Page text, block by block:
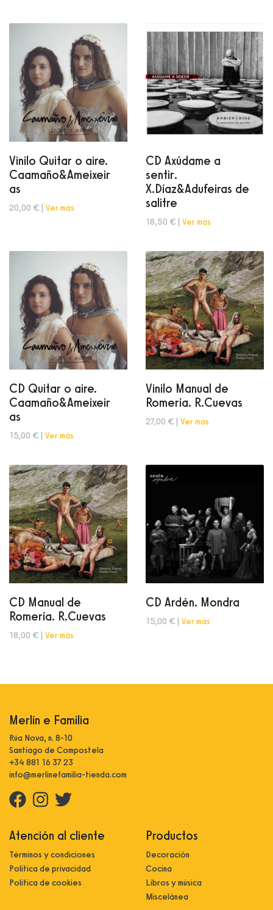
Vinilo Quitar o aire.
Caamaño&Ameixeir
as
20,00 € | Ver más
CD Axúdame a
sentir.
X.Díaz&Adufeiras de
salitre
18,50 € | Ver más
CD Quitar o aire.
Caamaño&Ameixeir
as
15,00 € | Ver más
Vinilo Manual de
Romería. R.Cuevas
27,00 € | Ver más
CD Manual de
Romería. R.Cuevas
18,00 € | Ver más
CD Ardén. Mondra
15,00 € | Ver más
Merlín e Familia
Rúa Nova, n. 8-10
Santiago de Compostela
+34 881 16 37 23
info@merlinefamilia-tienda.com
Atención al cliente
Términos y condiciones
Política de privacidad
Política de cookies
Productos
Decoración
Cocina
Libros y música
Miscelánea